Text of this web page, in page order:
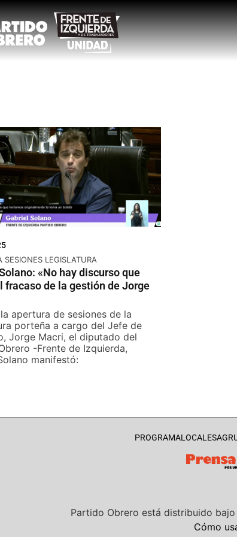
SESIONES LEGISLATURA
«No hay discurso que
fracaso de la gestión de Jorge
apertura de sesiones de la
porteña a cargo del Jefe de
Jorge Macri, el diputado del
-Frente de Izquierda,
manifestó:
PROGRAMALOCALES
Partido Obrero está distribuido bajo
Cómo